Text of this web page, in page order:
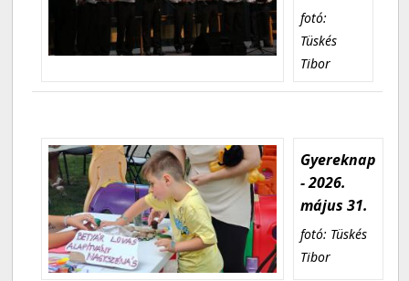
fotó:
Tüskés
Tibor
Gyereknap
- 2026.
május 31.
fotó: Tüskés
Tibor